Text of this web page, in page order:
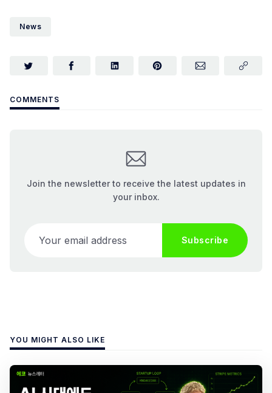
News
COMMENTS
Join the newsletter to receive the latest updates in
your inbox.
Subscribe
YOU MIGHT ALSO LIKE